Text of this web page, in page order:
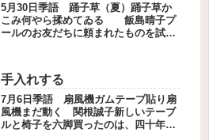
5月30日季語 踊子草（夏）踊子草か
こみ何やら揉めてゐる 飯島晴子プ
ールのお友だちに頼まれたものを試作
に角度を変えられるように作りまし
た。最初の傾斜で、私は痛いです。ス
ト...
手入れする
7月6日季語 扇風機ガムテープ貼り扇
風機まだ動く 関根誠子新しいテーブ
ルと椅子を六脚買ったのは、四十年前